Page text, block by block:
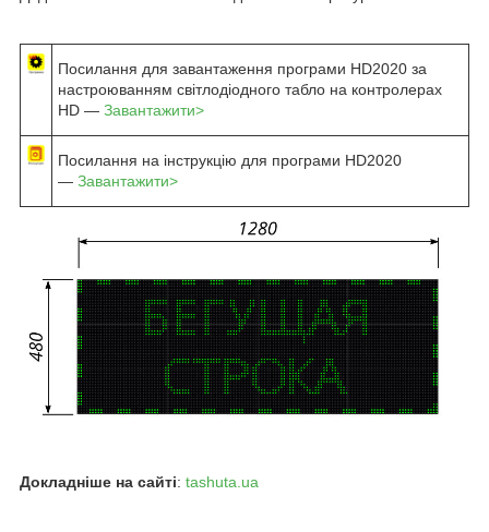
Посилання для завантаження програми HD2020 за
настроюванням світлодіодного табло на контролерах
HD — Завантажити>
Посилання на інструкцію для програми HD2020
— Завантажити>
Докладніше на сайті: tashuta.ua